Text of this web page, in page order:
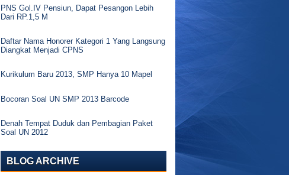
PNS Gol.IV Pensiun, Dapat Pesangon Lebih
Dari RP.1,5 M
Daftar Nama Honorer Kategori 1 Yang Langsung
Diangkat Menjadi CPNS
Kurikulum Baru 2013, SMP Hanya 10 Mapel
Bocoran Soal UN SMP 2013 Barcode
Denah Tempat Duduk dan Pembagian Paket
Soal UN 2012
BLOG ARCHIVE